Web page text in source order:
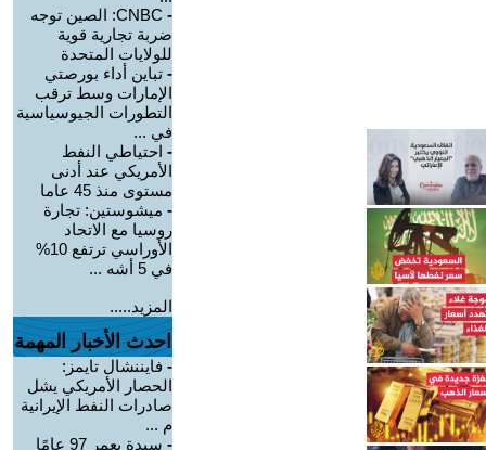
-
CNBC: الصين توجه
ضربة تجارية قوية
للولايات المتحدة
- تباين أداء بورصتي
الإمارات وسط ترقب
التطورات الجيوسياسية
في ...
- احتياطي النفط
الأمريكي عند أدنى
مستوى منذ 45 عاما
- ميشوستين: تجارة
روسيا مع الاتحاد
الأوراسي ترتفع 10%
في 5 أشه ...
المزيد.....
احدث الأخبار المهمة
- فايننشال تايمز:
الحصار الأمريكي يشل
صادرات النفط الإيرانية
م ...
-
سيدة بعمر 97 عامًا